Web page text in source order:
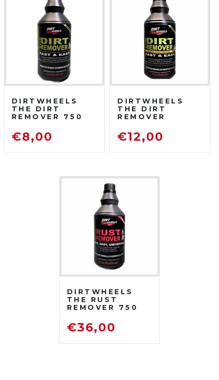
DIRTWHEELS
THE DIRT
REMOVER 750
SGRASSATORE
DETERGENTE
€8,00
DIRTWHEELS
THE DIRT
REMOVER
750 ML
SGRASSATORE
€12,00
DIRTWHEELS
THE RUST
REMOVER 750
DISOSSIDANTE
RIMUOVI
€36,00